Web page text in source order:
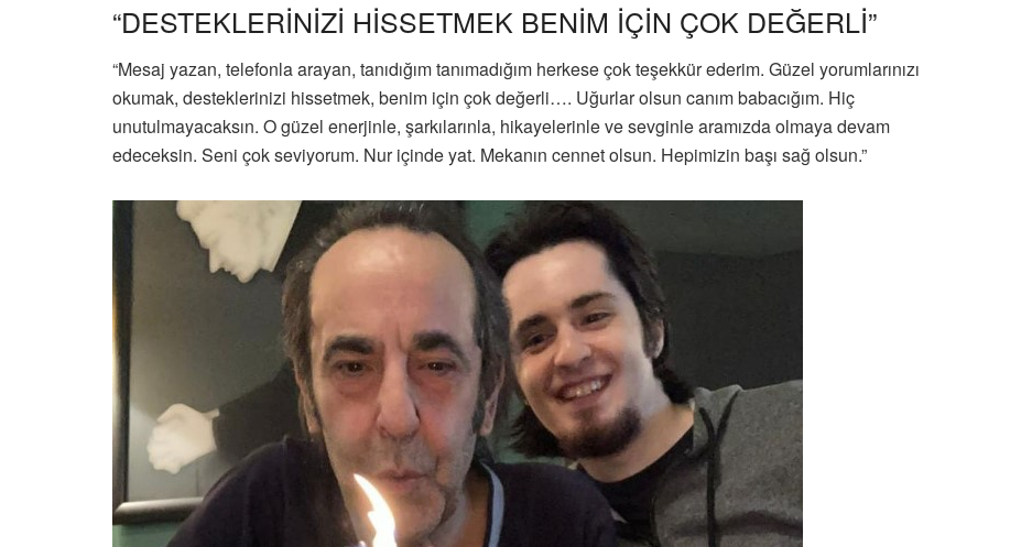
“DESTEKLERİNİZİ HİSSETMEK BENİM İÇİN ÇOK DEĞERLİ”
“Mesaj yazan, telefonla arayan, tanıdığım tanımadığım herkese çok teşekkür ederim. Güzel yorumlarınızı
okumak, desteklerinizi hissetmek, benim için çok değerli…. Uğurlar olsun canım babacığım. Hiç
unutulmayacaksın. O güzel enerjinle, şarkılarınla, hikayelerinle ve sevginle aramızda olmaya devam
edeceksin. Seni çok seviyorum. Nur içinde yat. Mekanın cennet olsun. Hepimizin başı sağ olsun.”